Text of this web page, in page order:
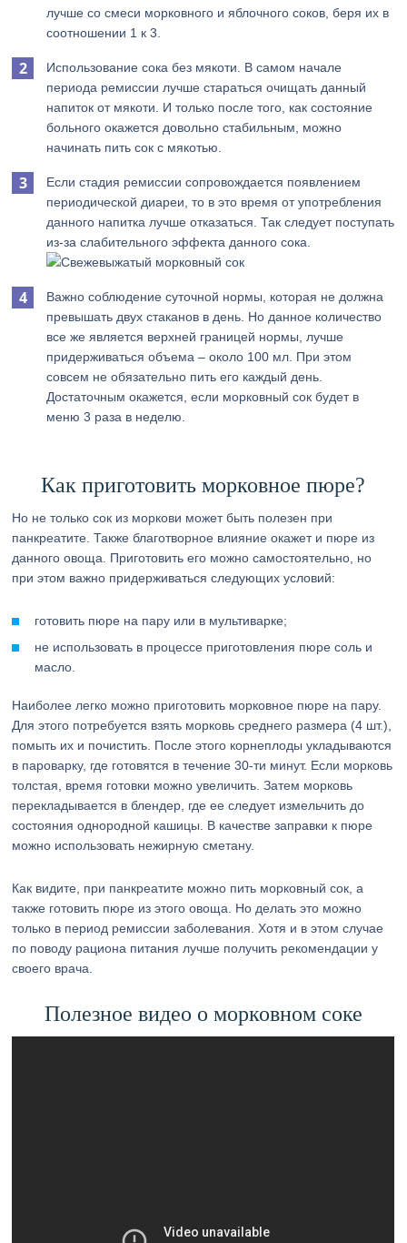
лучше со смеси морковного и яблочного соков, беря их в
соотношении 1 к 3.
Использование сока без мякоти. В самом начале
периода ремиссии лучше стараться очищать данный
напиток от мякоти. И только после того, как состояние
больного окажется довольно стабильным, можно
начинать пить сок с мякотью.
Если стадия ремиссии сопровождается появлением
периодической диареи, то в это время от употребления
данного напитка лучше отказаться. Так следует поступать
из-за слабительного эффекта данного сока.
Важно соблюдение суточной нормы, которая не должна
превышать двух стаканов в день. Но данное количество
все же является верхней границей нормы, лучше
придерживаться объема – около 100 мл. При этом
совсем не обязательно пить его каждый день.
Достаточным окажется, если морковный сок будет в
меню 3 раза в неделю.
Как приготовить морковное пюре?
Но не только сок из моркови может быть полезен при
панкреатите. Также благотворное влияние окажет и пюре из
данного овоща. Приготовить его можно самостоятельно, но
при этом важно придерживаться следующих условий:
готовить пюре на пару или в мультиварке;
не использовать в процессе приготовления пюре соль и
масло.
Наиболее легко можно приготовить морковное пюре на пару.
Для этого потребуется взять морковь среднего размера (4 шт.),
помыть их и почистить. После этого корнеплоды укладываются
в пароварку, где готовятся в течение 30-ти минут. Если морковь
толстая, время готовки можно увеличить. Затем морковь
перекладывается в блендер, где ее следует измельчить до
состояния однородной кашицы. В качестве заправки к пюре
можно использовать нежирную сметану.
Как видите, при панкреатите можно пить морковный сок, а
также готовить пюре из этого овоща. Но делать это можно
только в период ремиссии заболевания. Хотя и в этом случае
по поводу рациона питания лучше получить рекомендации у
своего врача.
Полезное видео о морковном соке